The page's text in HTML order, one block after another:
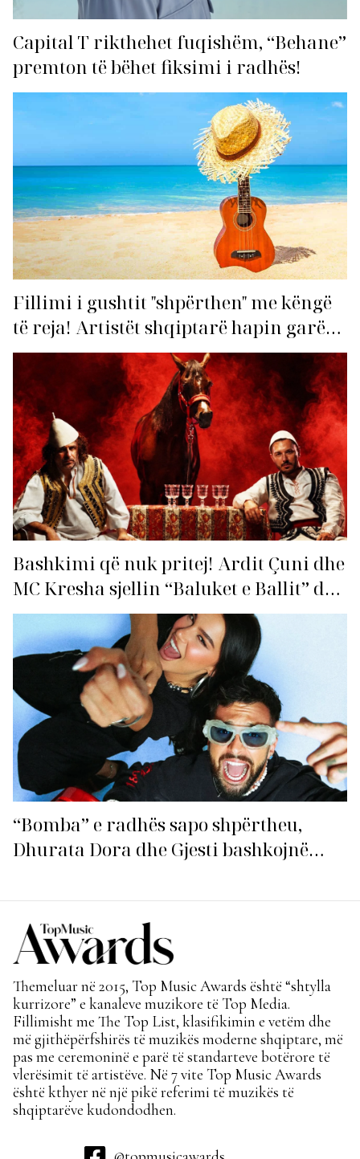
Capital T rikthehet fuqishëm, “Behane”
premton të bëhet fiksimi i radhës!
Fillimi i gushtit "shpërthen" me këngë
të reja! Artistët shqiptarë hapin garën
për hitin e verës!
Bashkimi që nuk pritej! Ardit Çuni dhe
MC Kresha sjellin “Baluket e Ballit” dhe
ndezin rrjetin!
“Bomba” e radhës sapo shpërtheu,
Dhurata Dora dhe Gjesti bashkojnë
Themeluar në 2015, Top Music Awards është “shtylla
kurrizore” e kanaleve muzikore të Top Media.
Fillimisht me The Top List, klasifikimin e vetëm dhe
më gjithëpërfshirës të muzikës moderne shqiptare, më
pas me ceremoninë e parë të standarteve botërore të
vlerësimit të artistëve. Në 7 vite Top Music Awards
është kthyer në një pikë referimi të muzikës të
shqiptarëve kudondodhen.